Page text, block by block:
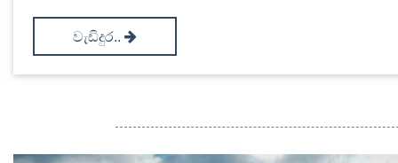
වැඩිදුර..